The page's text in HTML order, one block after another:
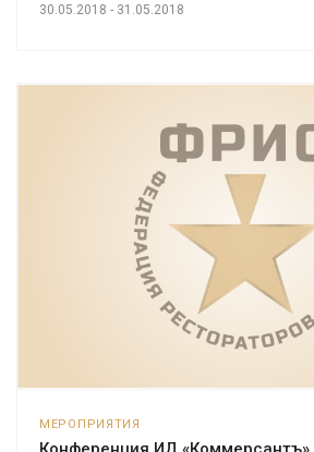
30.05.2018 - 31.05.2018
МЕРОПРИЯТИЯ